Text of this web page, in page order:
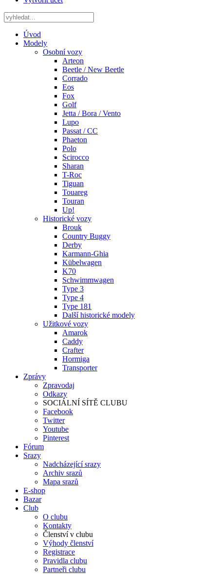
Úvod
Modely
Osobní vozy
Arteon
Beetle / New Beetle
Corrado
Eos
Fox
Golf
Jetta / Bora / Vento
Lupo
Passat / CC
Phaeton
Polo
Scirocco
Sharan
T-Roc
Tiguan
Touareg
Touran
Up!
Historické vozy
Brouk
Country Buggy
Derby
Karmann-Ghia
Kübelwagen
K70
Schwimmwagen
Type 3
Type 4
Type 181
Další historické modely
Užitkové vozy
Amarok
Caddy
Crafter
Hormiga
Transporter
Zprávy
Zpravodaj
Odkazy
SOCIÁLNÍ SÍTĚ CLUBU
Facebook
Twitter
Youtube
Pinterest
Fórum
Srazy
Nadcházející srazy
Archiv srazů
Mapa srazů
E-shop
Bazar
Club
O clubu
Kontakty
Členství v clubu
Výhody členství
Registrace
Pravidla clubu
Partneři clubu